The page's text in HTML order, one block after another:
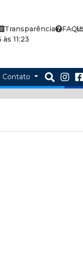
Transparência FAQ
11:23
Contato